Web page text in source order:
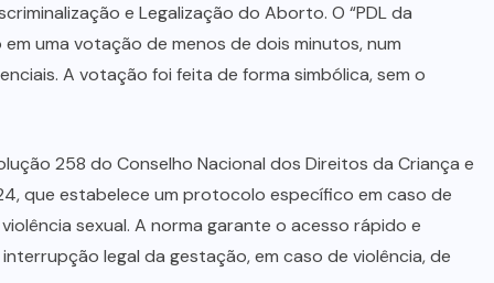
e Legalização do Aborto. O “PDL da
uma votação de menos de dois minutos, num
A votação foi feita de forma simbólica, sem o
258 do Conselho Nacional dos Direitos da Criança e
que estabelece um protocolo específico em caso de
sexual. A norma garante o acesso rápido e
legal da gestação, em caso de violência, de
Lorrane Oliveira e Caio Souza são
ouro no Brasileiro de Ginástica